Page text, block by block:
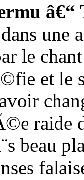
â€“
une
le chant
et le
raide
beau